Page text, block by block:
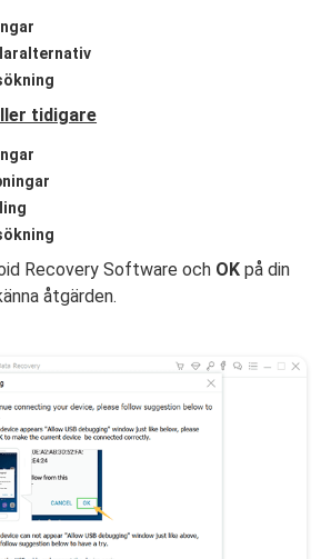
tidigare
Recovery Software och OKpå din
åtgärden.